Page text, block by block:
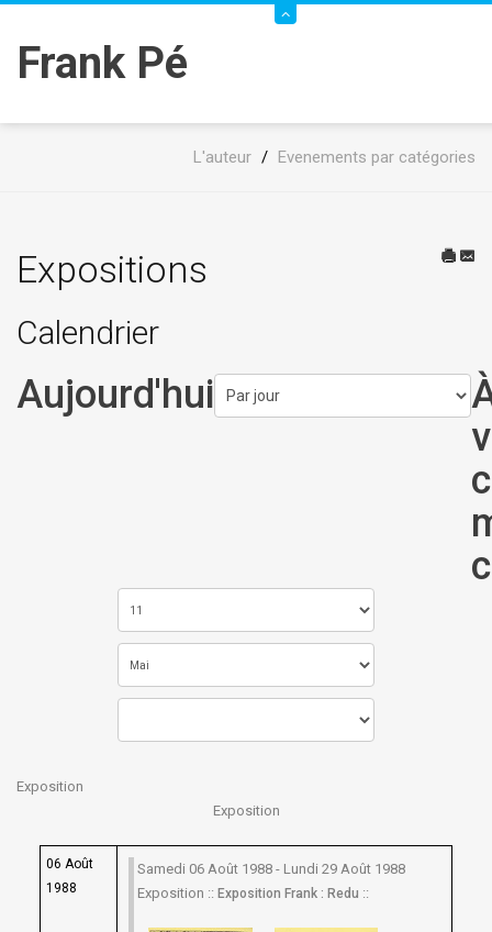
Frank Pé
L'auteur / Evenements par catégories
Expositions
Calendrier
Aujourd'hui
Exposition
Exposition
06 Août
1988
Samedi 06 Août 1988 - Lundi 29 Août 1988
Exposition :: Exposition Frank : Redu ::